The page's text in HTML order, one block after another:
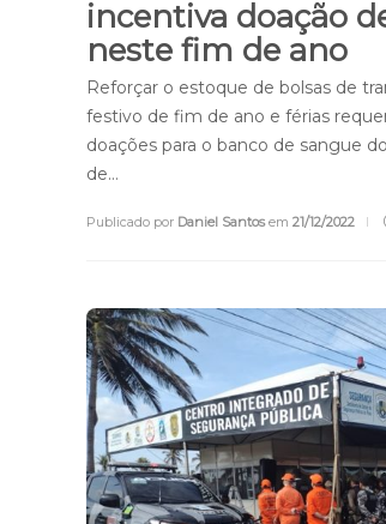
incentiva doação
neste fim de ano
Reforçar o estoque de bolsas de
festivo de fim de ano e férias
doações para o banco de sangue
de…
Publicado por Daniel Santosem 21/12/2022